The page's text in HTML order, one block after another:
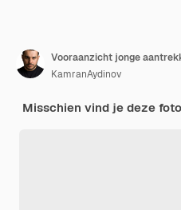
KamranAydinov
Misschien vind je deze